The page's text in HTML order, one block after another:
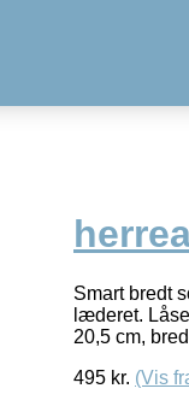
Smart bredt
læderet.
20,5 cm,
495 kr. (Vis